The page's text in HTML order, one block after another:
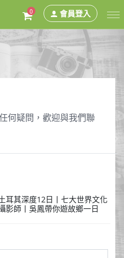
0 會員登入
何疑問，歡迎與我們聯
耳其深度12日丨七大世界文化
影師丨吳鳳帶你遊故鄉一日